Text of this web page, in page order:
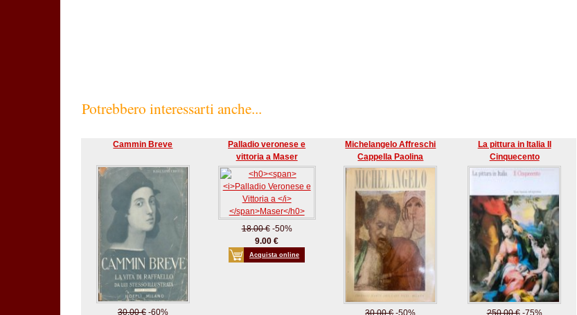
Potrebbero interessarti anche...
Cammin Breve
30.00 €-60%
Palladio veronese e
vittoria a Maser
18.00 €-50%
9.00 €
Acquista online
Michelangelo Affreschi
Cappella Paolina
30.00 €-50%
La pittura in Italia Il
Cinquecento
250.00 €-75%